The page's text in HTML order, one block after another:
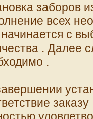
заборов
всех
с
. Далее
.